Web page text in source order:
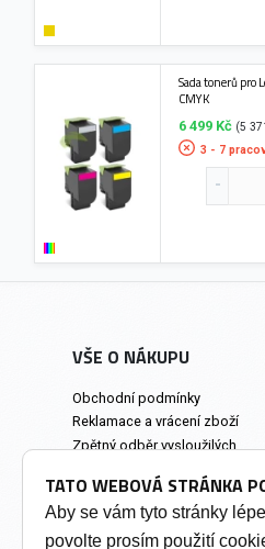
Sada tonerů pro
CMYK
6 499 Kč (5
3 - 7
VŠE O NÁKUPU
Obchodní podmínky
Reklamace a vrácení zboží
Zpětný odběr vysloužilých
Prodejna a osobní odběr
TATO WEBOVÁ STRÁNKA
Aby se vám tyto stránky
povolte prosím použití